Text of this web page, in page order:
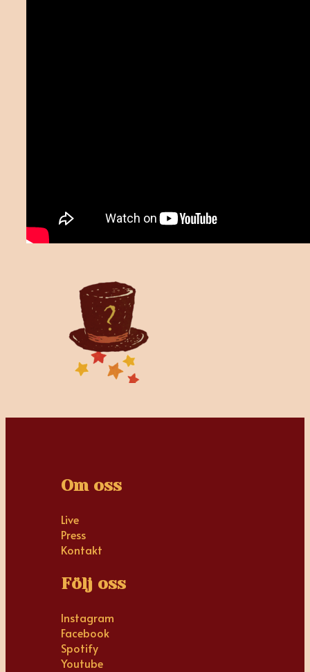
Om oss
Live
Press
Kontakt
Följ oss
Instagram
Facebook
Spotify
Youtube